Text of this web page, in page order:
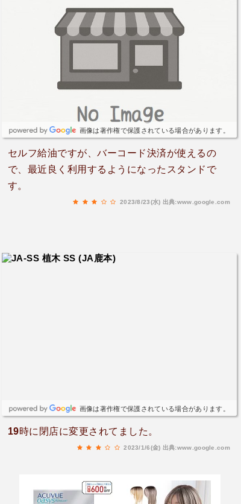
画像は著作権で保護されている場合があります。
セルフ給油ですが、バーコード決済が使えるの
で、最近良く利用するようになったスタンドで
す。
2023/8/23(水) 出典:www.google.com
画像は著作権で保護されている場合があります。
19時に閉店に変更されてました。
2023/1/6(金) 出典:www.google.com